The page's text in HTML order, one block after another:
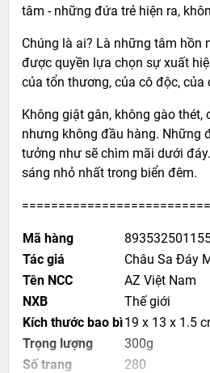
tâm - những đứa trẻ hiện ra,
Chúng là ai? Là những tâm hồn
được quyền lựa chọn sự xuất
của tổn thương, của cô độc,
Không giật gân, không gào
nhưng không đầu hàng. Những
tưởng như sẽ chìm mãi dưới
sáng nhỏ nhất trong biển đêm.
Mã hàng
Tác giá
Châu Sa Đáy
Tên NCC
AZ Việt Nam
NXB
Thế giới
Kích thước bao bì19 x 13 x 1.5
Trọng lượng
300g
Số trang
280